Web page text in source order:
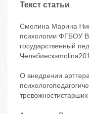
Текст статьи
Смолина Марина
психологии ФГБОУ
государственный
О внедрении